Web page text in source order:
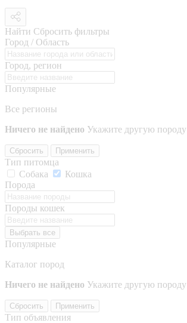
Найти Сбросить фильтры
Город / Область
Город, регион
Популярные
Все регионы
Ничего не найдено Укажите другую породу
Сбросить Применить
Тип питомца
Собака
Кошка
Порода
Породы кошек
Выбрать все
Популярные
Каталог пород
Ничего не найдено Укажите другую породу
Сбросить Применить
Тип объявления